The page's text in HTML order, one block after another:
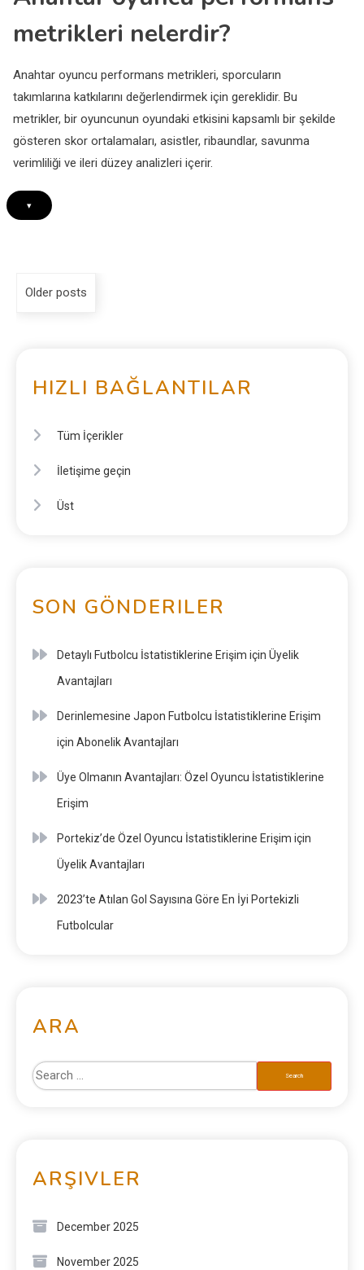
metrikleri nelerdir?
Anahtar oyuncu performans metrikleri, sporcuların
takımlarına katkılarını değerlendirmek için gereklidir. Bu
metrikler, bir oyuncunun oyundaki etkisini kapsamlı bir şekilde
gösteren skor ortalamaları, asistler, ribaundlar, savunma
verimliliği ve ileri düzey analizleri içerir.
▾
Older posts
HIZLI BAĞLANTILAR
Tüm İçerikler
İletişime geçin
Üst
SON GÖNDERILER
Detaylı Futbolcu İstatistiklerine Erişim için Üyelik
Avantajları
Derinlemesine Japon Futbolcu İstatistiklerine Erişim
için Abonelik Avantajları
Üye Olmanın Avantajları: Özel Oyuncu İstatistiklerine
Erişim
Portekiz’de Özel Oyuncu İstatistiklerine Erişim için
Üyelik Avantajları
2023’te Atılan Gol Sayısına Göre En İyi Portekizli
Futbolcular
ARA
ARŞIVLER
December 2025
November 2025